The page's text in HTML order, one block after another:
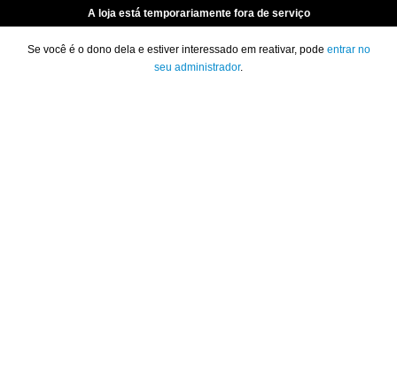
A loja está temporariamente fora de serviço
Se você é o dono dela e estiver interessado em reativar, pode entrar no
seu administrador.